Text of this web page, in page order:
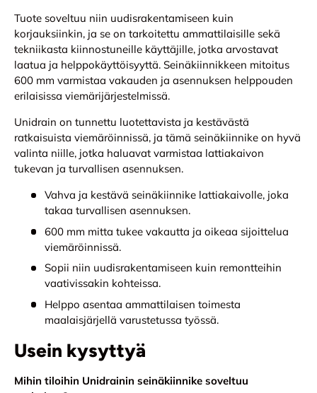
Tuote soveltuu niin uudisrakentamiseen kuin
korjauksiinkin, ja se on tarkoitettu ammattilaisille sekä
tekniikasta kiinnostuneille käyttäjille, jotka arvostavat
laatua ja helppokäyttöisyyttä. Seinäkiinnikkeen mitoitus
600 mm varmistaa vakauden ja asennuksen helppouden
erilaisissa viemärijärjestelmissä.
Unidrain on tunnettu luotettavista ja kestävästä
ratkaisuista viemäröinnissä, ja tämä seinäkiinnike on hyvä
valinta niille, jotka haluavat varmistaa lattiakaivon
tukevan ja turvallisen asennuksen.
Vahva ja kestävä seinäkiinnike lattiakaivolle, joka
takaa turvallisen asennuksen.
600 mm mitta tukee vakautta ja oikeaa sijoittelua
viemäröinnissä.
Sopii niin uudisrakentamiseen kuin remontteihin
vaativissakin kohteissa.
Helppo asentaa ammattilaisen toimesta
maalaisjärjellä varustetussa työssä.
Usein kysyttyä
Mihin tiloihin Unidrainin seinäkiinnike soveltuu